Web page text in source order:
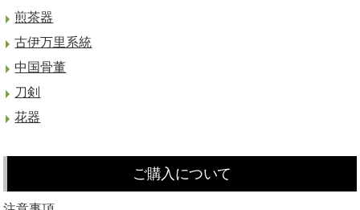
煎茶器
古伊万里系統
中国骨董
刀剣
花器
ご購入について